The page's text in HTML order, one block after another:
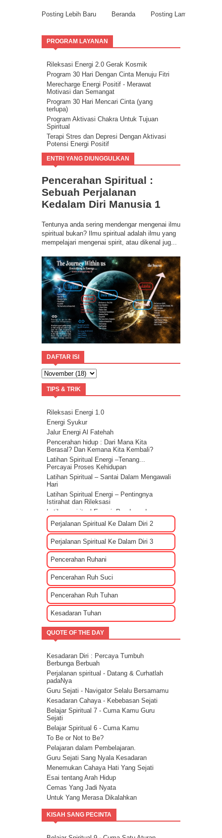
Posting Lebih Baru Posting Lama
Beranda
PROGRAM LAYANAN
Rileksasi Energi 2.0 Gerak Kosmik
Program 30 Hari Dengan Cinta Menuju Fitri
Merecharge Energi Positif - Merawat
Motivasi dan Semangat
Program 30 Hari Mencari Cinta (yang
terlupa)
Program Aktivasi Chakra Untuk Tujuan
Spiritual
Terapi Stres dan Depresi Dengan Aktivasi
Potensi Energi Positif
Program Buang Sial untuk Datangkan
Keberuntungan & Kesuksesan dalam Hidup
Program Coaching Holistic, Positif
Consciousness for Success
ENTRI YANG DIUNGGULKAN
Pencerahan Spiritual :
Sebuah Perjalanan
Kedalam Diri Manusia 1
Tentunya anda sering mendengar mengenai ilmu
spiritual bukan? Ilmu spiritual adalah ilmu yang
mempelajari mengenai spirit, atau dikenal jug...
DAFTAR ISI
TIPS & TRIK
Rileksasi Energi 1.0
Energi Syukur
Jalur Energi Al Fatehah
Pencerahan hidup : Dari Mana Kita
Berasal? Dan Kemana Kita Kembali?
Latihan Spiritual Energi –Tenang...
Percayai Proses Kehidupan
Latihan Spiritual – Santai Dalam Mengawali
Hari
Latihan Spiritual Energi – Pentingnya
Istirahat dan Rileksasi
Latihan spiritual Energi: Panduan dan
Sharing rileksasi energi
Bagaimana Cara Mengenali EGO?
Tips Membuat Rencana Hidup Selagi
Masih Muda
Penyebab Terjadinya Masalah Dalam
Kehidupan Part 2
Penyebab Terjadinya Masalah Dalam
Kehidupan Part 1
Kekuatan Hati Kunci Langgengnya Suatu
Hubungan
Mencari Cinta Sejati Untuk Masa Depan
Mencari Arti Cinta Sejati Dalam Sebuah
Hubungan
Cara Menenangkan Pikiran Saat Galau
Menghapuskan Energi Negatif
Cara Mengatasi Depresi Menggunakan
Energi
Energi Kasih Sayang - Tehnik Double Pink
Perjalanan Spiritual Ke Dalam Diri 2
Perjalanan Spiritual Ke Dalam Diri 3
Pencerahan Ruhani
Pencerahan Ruh Suci
Pencerahan Ruh Tuhan
Kesadaran Tuhan
QUOTE OF THE DAY
Kesadaran Diri : Percaya Tumbuh
Berbunga Berbuah
Perjalanan spiritual - Datang & Curhatlah
padaNya
Guru Sejati - Navigator Selalu Bersamamu
Kesadaran Cahaya - Kebebasan Sejati
Belajar Spiritual 7 - Cuma Kamu Guru
Sejati
Belajar Spiritual 6 - Cuma Kamu
To Be or Not to Be?
Pelajaran dalam Pembelajaran.
Guru Sejati Sang Nyala Kesadaran
Menemukan Cahaya Hati Yang Sejati
Esai tentang Arah Hidup
Cemas Yang Jadi Nyata
Untuk Yang Merasa Dikalahkan
Corona dan Congorna
Kita semua adalah saluran berkat
KISAH SANG PECINTA